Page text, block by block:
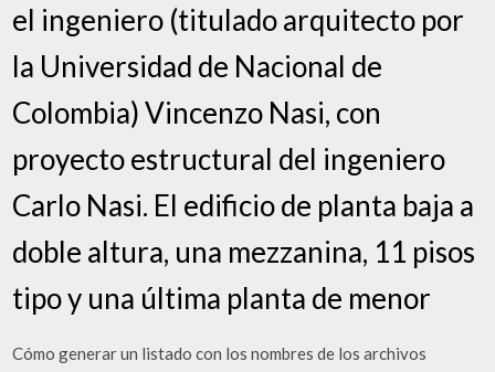
el ingeniero (titulado arquitecto por
la Universidad de Nacional de
Colombia) Vincenzo Nasi, con
proyecto estructural del ingeniero
Carlo Nasi. El edificio de planta baja a
doble altura, una mezzanina, 11 pisos
tipo y una última planta de menor
Cómo generar un listado con los nombres de los archivos